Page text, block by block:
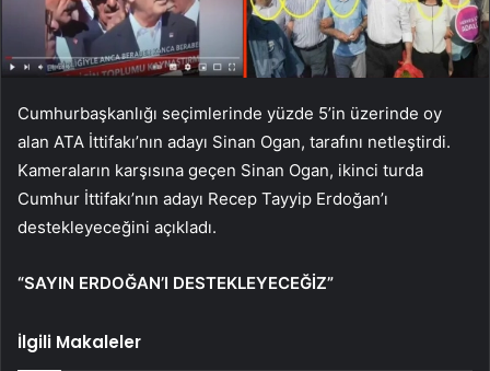
Cumhurbaşkanlığı seçimlerinde yüzde 5’in üzerinde oy
alan ATA İttifakı’nın adayı Sinan Ogan, tarafını netleştirdi.
Kameraların karşısına geçen Sinan Ogan, ikinci turda
Cumhur İttifakı’nın adayı Recep Tayyip Erdoğan’ı
destekleyeceğini açıkladı.
“SAYIN ERDOĞAN’I DESTEKLEYECEĞİZ”
İlgili Makaleler